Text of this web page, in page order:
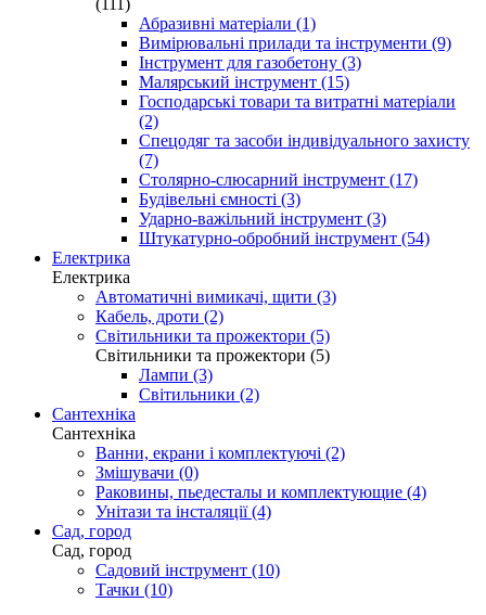
Абразивні матеріали (1)
Вимірювальні прилади та інструменти (9)
Інструмент для газобетону (3)
Малярський інструмент (15)
Господарські товари та витратні матеріали
(2)
Спецодяг та засоби індивідуального захисту
(7)
Столярно-слюсарний інструмент (17)
Будівельні ємності (3)
Ударно-важільний інструмент (3)
Штукатурно-обробний інструмент (54)
Електрика
Електрика
Автоматичні вимикачі, щити (3)
Кабель, дроти (2)
Світильники та прожектори (5)
Світильники та прожектори (5)
Лампи (3)
Світильники (2)
Сантехніка
Сантехніка
Ванни, екрани і комплектуючі (2)
Змішувачи (0)
Раковины, пьедесталы и комплектующие (4)
Унітази та інсталяції (4)
Сад, город
Сад, город
Садовий інструмент (10)
Тачки (10)